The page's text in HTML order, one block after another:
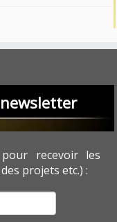
recevoir les
projets etc.) :